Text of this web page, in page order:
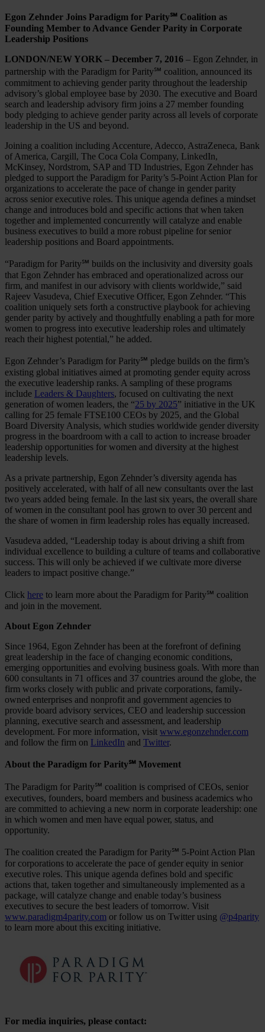
Egon Zehnder Joins Paradigm for Parity℠ Coalition as
Founding Member to Advance Gender Parity in Corporate
Leadership Positions
LONDON/NEW YORK – December 7, 2016 – Egon Zehnder, in
partnership with the Paradigm for Parity℠ coalition, announced its
commitment to achieving gender parity throughout the leadership
advisory’s global employee base by 2030. The executive and Board
search and leadership advisory firm joins a 27 member founding
body pledging to achieve gender parity across all levels of corporate
leadership in the US and beyond.
Joining a coalition including Accenture, Adecco, AstraZeneca, Bank
of America, Cargill, The Coca Cola Company, LinkedIn,
McKinsey, Nordstrom, SAP and TD Industries, Egon Zehnder has
pledged to support the Paradigm for Parity’s 5-Point Action Plan for
organizations to accelerate the pace of change in gender parity
across senior executive roles. This unique agenda defines a mindset
change and introduces bold and specific actions that when taken
together and implemented concurrently will catalyze and enable
business executives to build a more robust pipeline for senior
leadership positions and Board appointments.
“Paradigm for Parity℠ builds on the inclusivity and diversity goals
that Egon Zehnder has embraced and operationalized across our
firm, and manifest in our advisory with clients worldwide,” said
Rajeev Vasudeva, Chief Executive Officer, Egon Zehnder. “This
coalition uniquely sets forth a constructive playbook for achieving
gender parity by actively and thoughtfully enabling a path for more
women to progress into executive leadership roles and ultimately
reach their highest potential,” he added.
Egon Zehnder’s Paradigm for Parity℠ pledge builds on the firm’s
existing global initiatives aimed at promoting gender equity across
the executive leadership ranks. A sampling of these programs
include Leaders & Daughters, focused on cultivating the next
generation of women leaders, the “25 by 2025” initiative in the UK
calling for 25 female FTSE100 CEOs by 2025, and the Global
Board Diversity Analysis, which studies worldwide gender diversity
progress in the boardroom with a call to action to increase broader
leadership opportunities for women and diversity at the highest
leadership levels.
As a private partnership, Egon Zehnder’s diversity agenda has
positively accelerated, with half of all new consultants over the last
two years added being female. In the last six years, the overall share
of women in the consultant pool has grown to over 30 percent and
the share of women in firm leadership roles has equally increased.
Vasudeva added, “Leadership today is about driving a shift from
individual excellence to building a culture of teams and collaborative
success. This will only be achieved if we cultivate more diverse
leaders to impact positive change.”
Click here to learn more about the Paradigm for Parity℠ coalition
and join in the movement.
About Egon Zehnder
Since 1964, Egon Zehnder has been at the forefront of defining
great leadership in the face of changing economic conditions,
emerging opportunities and evolving business goals. With more than
600 consultants in 71 offices and 37 countries around the globe, the
firm works closely with public and private corporations, family-
owned enterprises and nonprofit and government agencies to
provide board advisory services, CEO and leadership succession
planning, executive search and assessment, and leadership
development. For more information, visit www.egonzehnder.com
and follow the firm on LinkedIn and Twitter.
About the Paradigm for Parity℠ Movement
The Paradigm for Parity℠ coalition is comprised of CEOs, senior
executives, founders, board members and business academics who
are committed to achieving a new norm in corporate leadership: one
in which women and men have equal power, status, and
opportunity.
The coalition created the Paradigm for Parity℠ 5-Point Action Plan
for corporations to accelerate the pace of gender equity in senior
executive roles. This unique agenda defines bold and specific
actions that, taken together and simultaneously implemented as a
package, will catalyze change and enable today’s business
executives to secure the best leaders of tomorrow. Visit
www.paradigm4parity.com or follow us on Twitter using @p4parity
to learn more about this exciting initiative.
For media inquiries, please contact: